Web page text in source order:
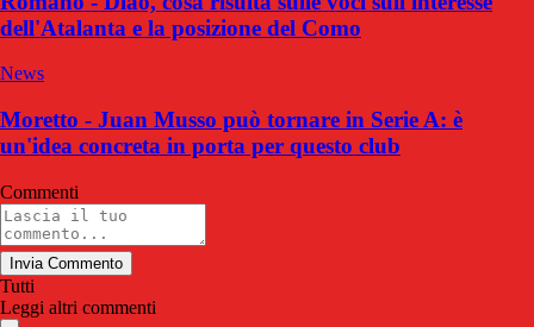
dell'Atalanta e la posizione del Como
News
Moretto - Juan Musso può tornare in Serie A: è
un'idea concreta in porta per questo club
Commenti
Invia Commento
Tutti
Leggi altri commenti